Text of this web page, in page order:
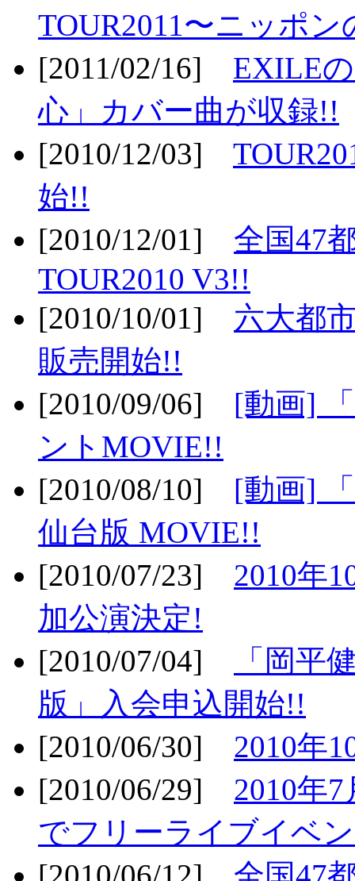
TOUR2011〜ニッポ
[2011/02/16] EXILE
心」カバー曲が収録!!
[2010/12/03]
始!!
[2010/12/01] 全国47
TOUR2010 V3!!
[2010/10/01] 六大都
販売開始!!
[2010/09/06] [動画]
ントMOVIE!!
[2010/08/10] [動画]
仙台版 MOVIE!!
[2010/07/23] 2010年
加公演決定!
[2010/07/04]
「岡平
版」入会申込開始!!
[2010/06/30] 2010年
[2010/06/29] 2010年
でフリーライブイベ